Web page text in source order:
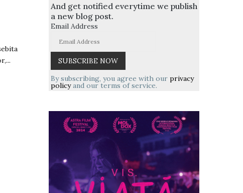
And get notified everytime we publish
a new blog post.
Email Address
By subscribing, you agree with our privacy
policyand our terms of service.